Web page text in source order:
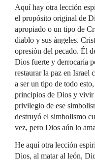
Aquí hay otra lección
el propósito original de
apropiado o un tipo de
diablo y sus ángeles.
opresión del pecado. Él
Dios fuerte y derrocaría
restaurar la paz en Israel
a ser un tipo de todo
principios de Dios y vivir
privilegio de ese
destruyó el simbolismo
vez, pero Dios aún lo
He aquí otra lección
Dios, al matar al león,